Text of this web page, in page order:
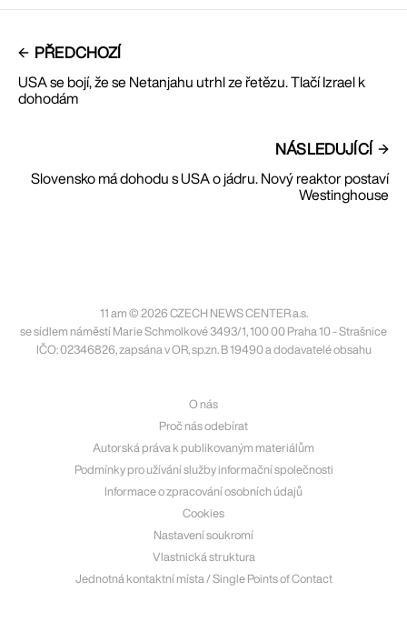
PŘEDCHOZÍ
USA se bojí, že se Netanjahu utrhl ze řetězu. Tlačí Izrael k
dohodám
NÁSLEDUJÍCÍ
Slovensko má dohodu s USA o jádru. Nový reaktor postaví
Westinghouse
11 am © 2026 CZECH NEWS CENTER a.s.
se sídlem náměstí Marie Schmolkové 3493/1, 100 00 Praha 10 - Strašnice
IČO: 02346826, zapsána v OR, sp.zn. B 19490 a dodavatelé obsahu
O nás
Proč nás odebírat
Autorská práva k publikovaným materiálům
Podmínky pro užívání služby informační společnosti
Informace o zpracování osobních údajů
Cookies
Nastavení soukromí
Vlastnická struktura
Jednotná kontaktní místa / Single Points of Contact